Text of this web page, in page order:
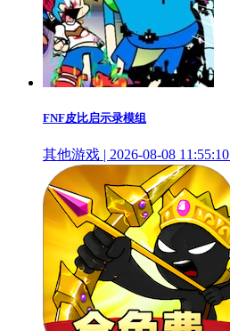
FNF皮比启示录模组
其他游戏 | 2026-08-08 11:55:10